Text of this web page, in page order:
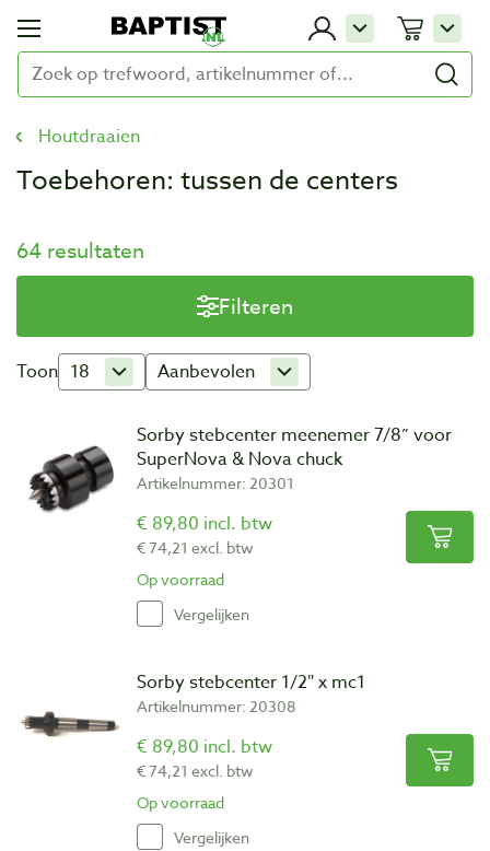
Houtdraaien
Toebehoren: tussen de centers
64 resultaten
Filteren
Toon 18 Aanbevolen
Sorby stebcenter meenemer 7/8” voor
SuperNova & Nova chuck
Artikelnummer: 20301
€ 89,80 incl. btw
€ 74,21 excl. btw
Op voorraad
Vergelijken
Sorby stebcenter 1/2″ x mc1
Artikelnummer: 20308
€ 89,80 incl. btw
€ 74,21 excl. btw
Op voorraad
Vergelijken